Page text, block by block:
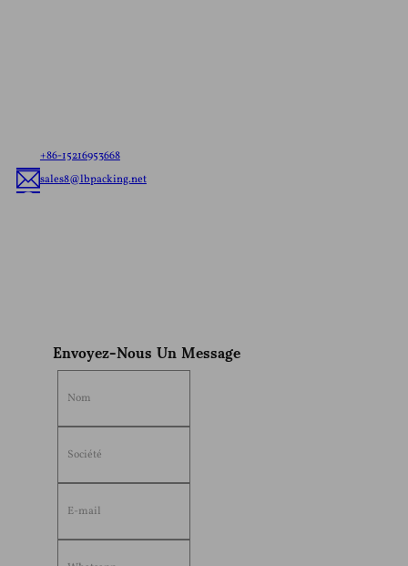
+86-15216953668
sales8@lbpacking.net
Envoyez-Nous Un Message